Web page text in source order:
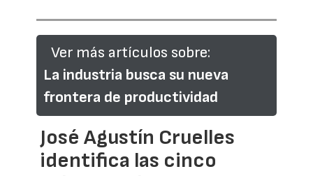
Ver más artículos sobre:
La industria busca su nueva
frontera de productividad
José Agustín Cruelles
identifica las cinco